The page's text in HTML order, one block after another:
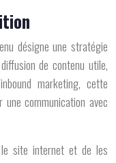
désigne une stratégie
de contenu utile,
marketing, cette
communication avec
site internet et de les